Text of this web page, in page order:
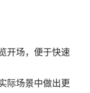
开场，便于快速
际场景中做出更